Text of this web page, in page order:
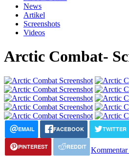
News
Artikel
Screenshots
Videos
Arctic Combat-
EMAIL FACEBOOK TWITTER
PINTEREST REDDIT